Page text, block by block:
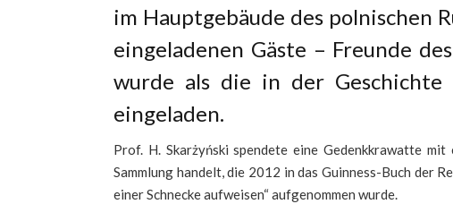
im Hauptgebäude des polnischen
eingeladenen Gäste – Freunde
wurde als die in der
eingeladen.
Prof. H. Skarżyński spendete eine Gedenkkrawatte
Sammlung handelt, die 2012 in das Guinness-Buch der
einer Schnecke aufweisen“ aufgenommen wurde.